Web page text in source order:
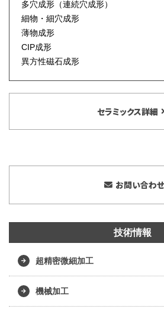
多穴成形（連続穴成形）
細物・細穴成形
薄物成形
CIP成形
異方性磁石成形
セラミックス詳細
お問い合わせ
技術情報
超精密微細加工
機械加工